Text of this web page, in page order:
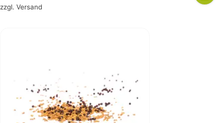
zzgl. Versand